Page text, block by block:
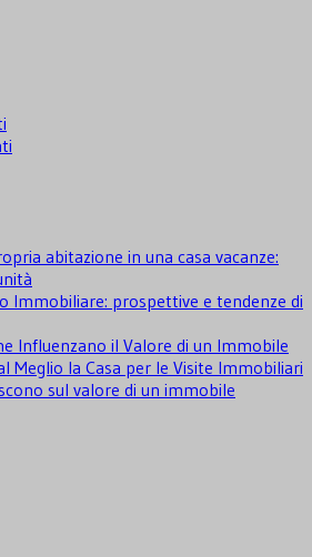
abitazione in una casa vacanze:
Immobiliare: prospettive e tendenze di
Influenzano il Valore di un Immobile
Meglio la Casa per le Visite Immobiliari
sul valore di un immobile